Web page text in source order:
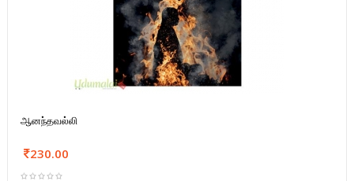
ஆனந்தவல்லி
230.00